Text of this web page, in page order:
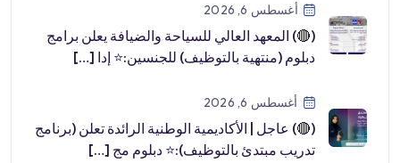
أغسطس 6, 2026
(🔴) المعهد العالي للسياحة والضيافة يعلن برامج
دبلوم (منتهية بالتوظيف) للجنسين:⭐️ إدا […]
أغسطس 6, 2026
(🔴) عاجل | الأكاديمية الوطنية الرائدة تعلن (برنامج
تدريب مبتدئ بالتوظيف):⭐️ دبلوم مج […]